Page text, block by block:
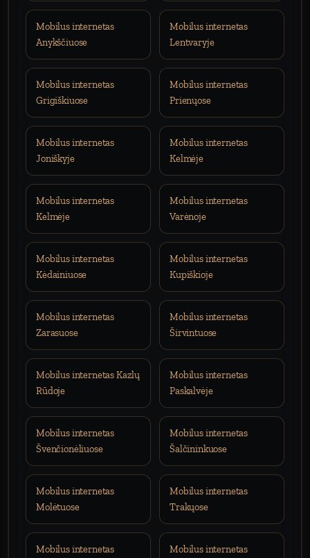
Mobilus internetas
Anykščiuose
Mobilus internetas
Lentvaryje
Mobilus internetas
Grigiškiuose
Mobilus internetas
Prienųose
Mobilus internetas
Joniškyje
Mobilus internetas
Kelmėje
Mobilus internetas
Kelmėje
Mobilus internetas
Varėnoje
Mobilus internetas
Kėdainiuose
Mobilus internetas
Kupiškioje
Mobilus internetas
Zarasuose
Mobilus internetas
Širvintuose
Mobilus internetas Kazlų
Rūdoje
Mobilus internetas
Paskalvėje
Mobilus internetas
Švenčionėliuose
Mobilus internetas
Šalčininkuose
Mobilus internetas
Molėtuose
Mobilus internetas
Trakųose
Mobilus internetas
Mobilus internetas